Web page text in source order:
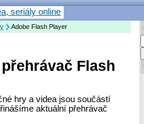
seriály online
Adobe Flash Player
Flash
hry a videa jsou součástí
aktuální přehrávač